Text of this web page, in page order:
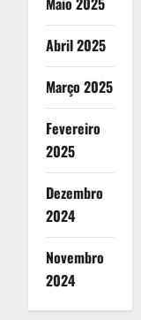
Abril 2025
Março 2025
Fevereiro
2025
Dezembro
2024
Novembro
2024